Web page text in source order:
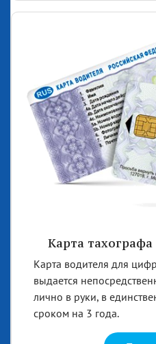
Карта
Карта водителя для
выдается
лично в руки, в
сроком на 3 года.